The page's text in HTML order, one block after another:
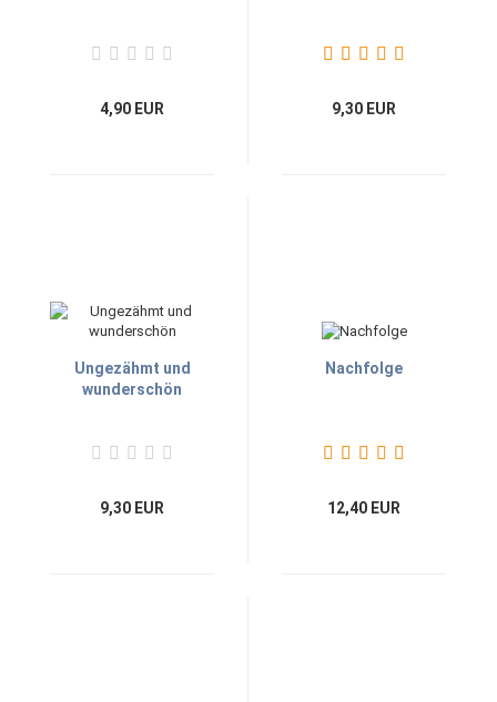
4,90 EUR 9,30 EUR
Ungezähmt und
wunderschön
9,30 EUR
Nachfolge
12,40 EUR